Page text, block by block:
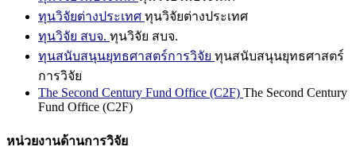
ทุนวิจัยต่างประเทศ ทุนวิจัยต่างประเทศ
ทุนวิจัย สบจ. ทุนวิจัย สบจ.
ทุนสนับสนุนยุทธศาสตร์การวิจัย ทุนสนับสนุนยุทธศาสตร์
การวิจัย
The Second Century Fund Office (C2F) The Second Century
Fund Office (C2F)
หน่วยงานด้านการวิจัย